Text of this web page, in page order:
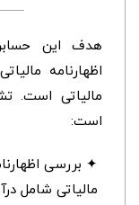
هدف این
اظهارنامه
مالیاتی است.
است:
✦ بررسی
مالیاتی شامل